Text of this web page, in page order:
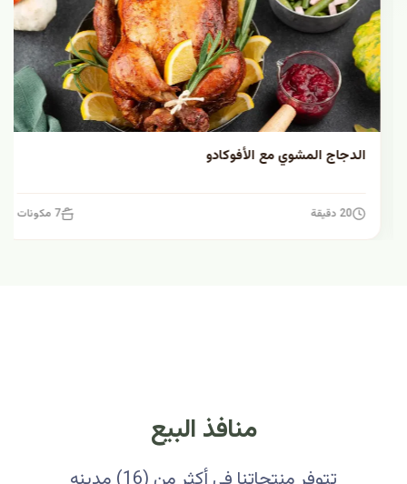
الدجاج المشوي مع الأفوكادو
20 دقيقة 7 مكونات
منافذ البيع